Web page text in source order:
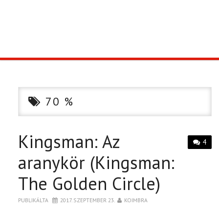
CIKK
PÓLÓ RENDELÉS
70 %
4
Kingsman: Az
aranykör (Kingsman:
The Golden Circle)
PUBLIKÁLTA 2017. SZEPTEMBER 23. KOIMBRA